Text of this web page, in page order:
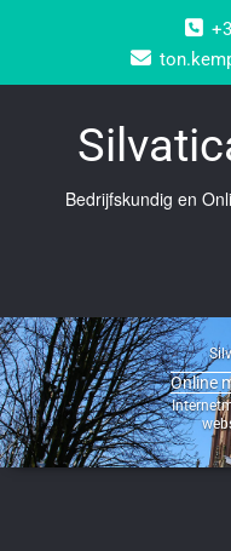
Bedrijfskundig en
Online